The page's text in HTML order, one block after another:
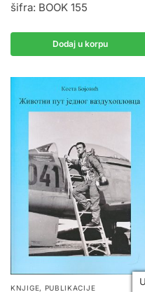
šifra: BOOK 155
Dodaj u korpu
KNJIGE, PUBLIKACIJE